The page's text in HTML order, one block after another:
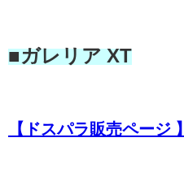
■ガレリア XT
【ドスパラ販売ページ 】